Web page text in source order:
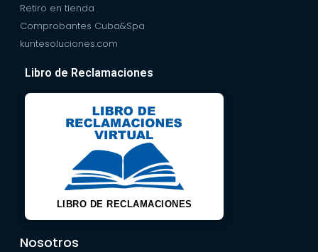
Retiro en tienda
Comprobantes Cuba&Spa
kuntesoluciones.com
Libro de Reclamaciones
LIBRO DE RECLAMACIONES
Nosotros